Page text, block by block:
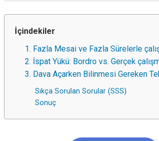
İçindekiler
1. Fazla Mesai ve Fazla Sürelerle
2. İspat Yükü: Bordro vs. Gerçek
3. Dava Açarken Bilinmesi Gereken
Sıkça Sorulan Sorular (SSS)
Sonuç